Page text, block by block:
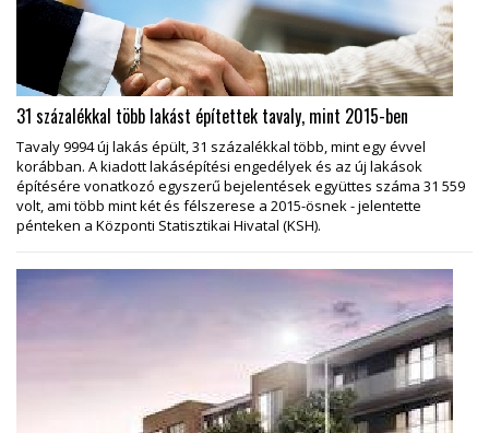
31 százalékkal több lakást építettek tavaly, mint 2015-ben
Tavaly 9994 új lakás épült, 31 százalékkal több, mint egy évvel
korábban. A kiadott lakásépítési engedélyek és az új lakások
építésére vonatkozó egyszerű bejelentések együttes száma 31 559
volt, ami több mint két és félszerese a 2015-ösnek - jelentette
pénteken a Központi Statisztikai Hivatal (KSH).